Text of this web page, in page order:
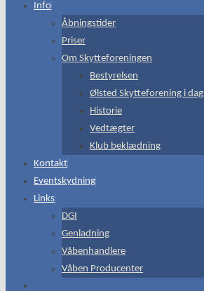
Info
Åbningstider
Priser
Om Skytteforeningen
Bestyrelsen
Ølsted Skytteforening i dag
Historie
Vedtægter
Klub beklædning
Kontakt
Eventskydning
Links
DGI
Genladning
Våbenhandlere
Våben Producenter